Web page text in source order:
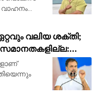
വലിയ ശക്തി;